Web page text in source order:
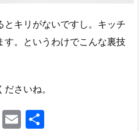
キリがないですし。キッチ
す。というわけでこんな裏技
さいね。
H
E